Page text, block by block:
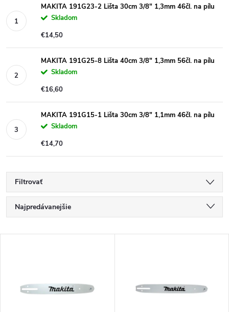
MAKITA 191G23-2 Lišta 30cm 3/8" 1,3mm 46čl. na pílu
Skladom
€14,50
MAKITA 191G25-8 Lišta 40cm 3/8" 1,3mm 56čl. na pílu
Skladom
€16,60
MAKITA 191G15-1 Lišta 30cm 3/8" 1,1mm 46čl. na pílu
Skladom
€14,70
Filtrovať
R
a
Najpredávanejšie